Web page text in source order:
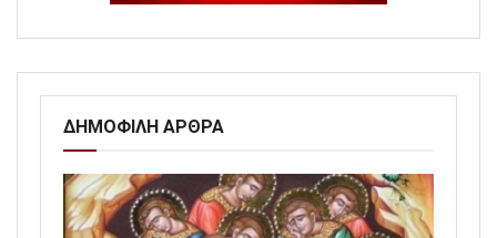
ΔΗΜΟΦΙΛΗ ΑΡΘΡΑ